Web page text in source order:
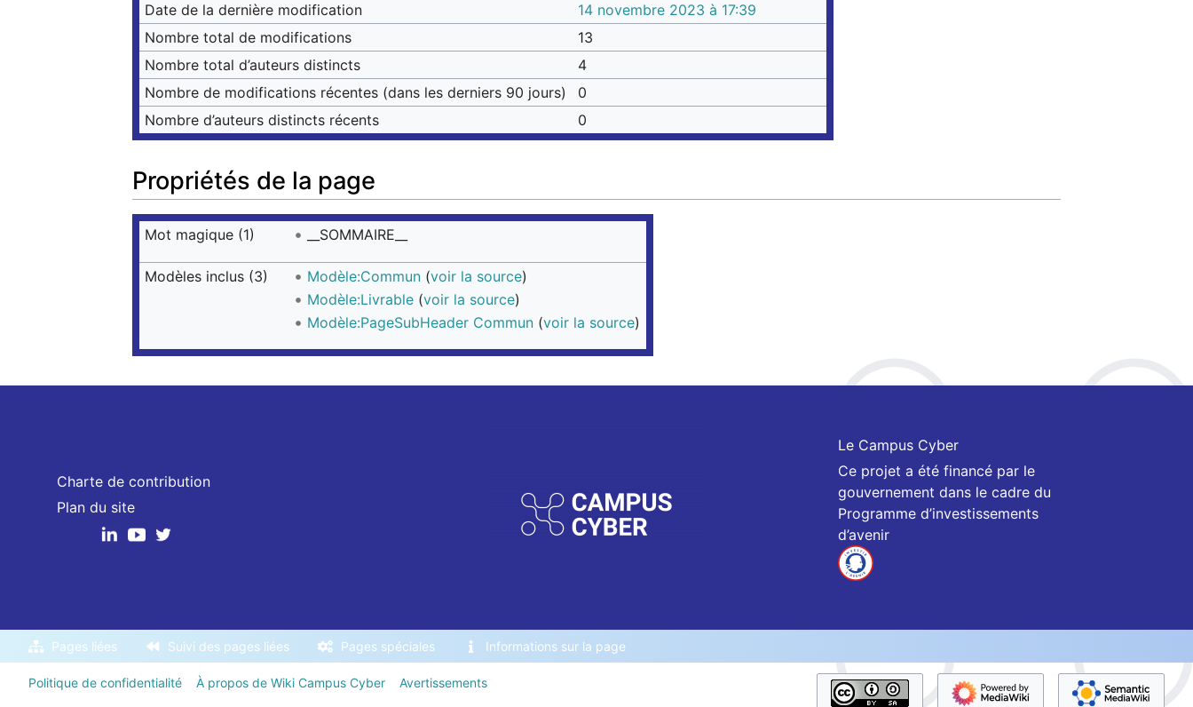
Date de la dernière modification
14 novembre 2023 à 17:39
Nombre total de modifications
13
Nombre total d’auteurs distincts
4
Nombre de modifications récentes (dans les derniers 90 jours)
0
Nombre d’auteurs distincts récents
0
Propriétés de la page
Mot magique (1) __SOMMAIRE__
Modèles inclus (3) Modèle:Commun(voir la source)
Modèle:Livrable(voir la source)
Modèle:PageSubHeader Commun(voir la source)
Charte de contribution
Plan du site
Le Campus Cyber
Ce projet a été financé par le
gouvernement dans le cadre du
Programme d’investissements
d’avenir
Pages liées Suivi des pages liées Pages spéciales Informations sur la page
Politique de confidentialité À propos de Wiki Campus Cyber Avertissements